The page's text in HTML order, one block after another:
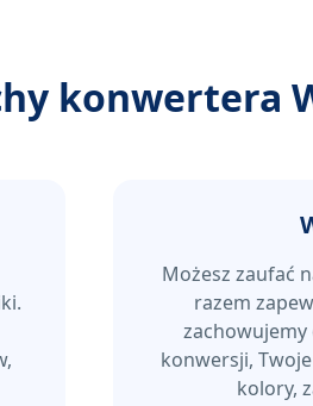
konwertera
Możesz zaufać
razem
konwersji,
kolory,